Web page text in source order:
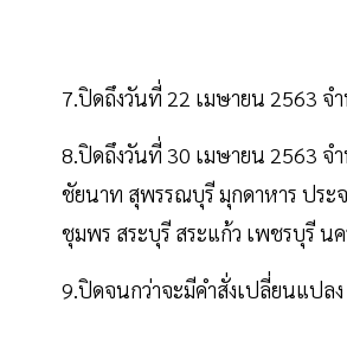
7.ปิดถึงวันที่ 22 เมษายน 2563 จ
8.ปิดถึงวันที่ 30 เมษายน 2563 จ
ชัยนาท สุพรรณบุรี มุกดาหาร ประ
ชุมพร สระบุรี สระแก้ว เพชรบุรี น
9.ปิดจนกว่าจะมีคำสั่งเปลี่ยนแปล